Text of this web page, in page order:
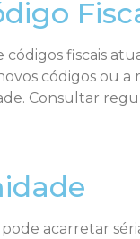
fiscais
códigos ou a
Consultar
acarretar